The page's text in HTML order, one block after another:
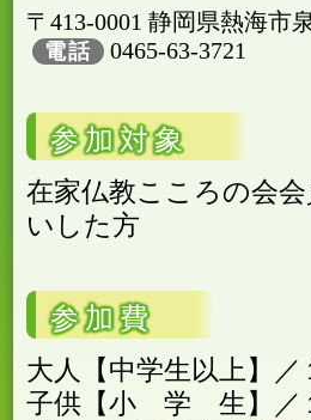
〒413-0001 静岡県熱海市
電話 0465-63-3721
参加対象
在家仏教こころの会
いした方
参加費
大人【中学生以上】／
子供【小 学 生】／